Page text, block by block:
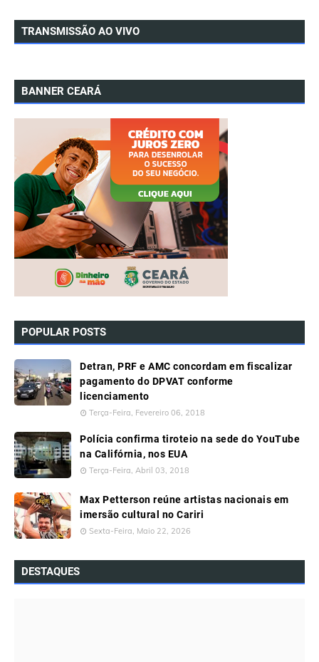
TRANSMISSÃO AO VIVO
BANNER CEARÁ
POPULAR POSTS
Detran, PRF e AMC concordam em fiscalizar
pagamento do DPVAT conforme
licenciamento
Terça-Feira, Fevereiro 06, 2018
Polícia confirma tiroteio na sede do YouTube
na Califórnia, nos EUA
Terça-Feira, Abril 03, 2018
Max Petterson reúne artistas nacionais em
imersão cultural no Cariri
Sexta-Feira, Maio 22, 2026
DESTAQUES